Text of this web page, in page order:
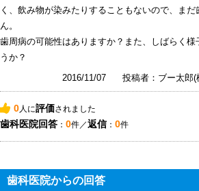
く、飲み物が染みたりすることもないので、ま
ん。
歯周病の可能性はありますか？また、しばらく様
うか？
2016/11/07
投稿者：ブー太郎
0 人に評価されました
歯科医院回答 ： 0件／返信： 0件
歯科医院からの回答